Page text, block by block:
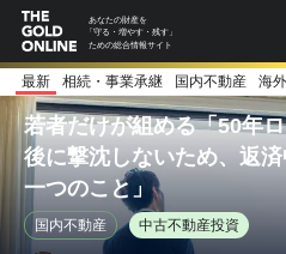
あなたの財産を
「守る・増やす・残す」
ための総合情報サイト
最新 相続・事業承継 国内不動産 海
若者だけが組める「50年
後に撃沈しないため、返
一つのこと」
国内不動産 中古不動産投資